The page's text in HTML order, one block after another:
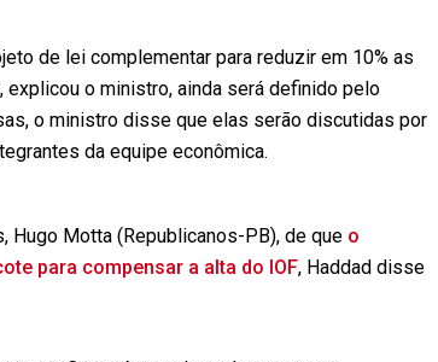
de lei complementar para reduzir em 10% as
o ministro, ainda será definido pelo
o ministro disse que elas serão discutidas por
da equipe econômica.
Hugo Motta (Republicanos-PB), de que o
para compensar a alta do IOF, Haddad disse